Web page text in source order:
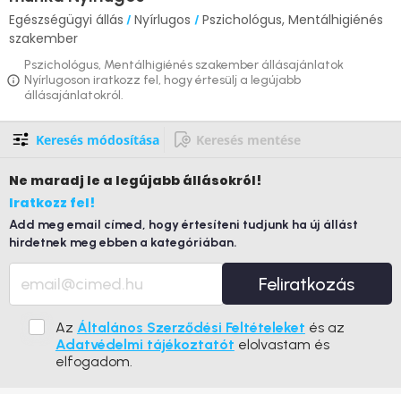
Egészségügyi állás / Nyírlugos / Pszichológus, Mentálhigiénés
szakember
Pszichológus, Mentálhigiénés szakember állásajánlatok
Nyírlugoson iratkozz fel, hogy értesülj a legújabb
állásajánlatokról.
Keresés módosítása Keresés mentése
Ne maradj le a legújabb állásokról!
Iratkozz fel!
Add meg email címed, hogy értesíteni tudjunk ha új állást
hirdetnek meg ebben a kategóriában.
Feliratkozás
Az Általános Szerződési Feltételeket és az
Adatvédelmi tájékoztatót elolvastam és
elfogadom.